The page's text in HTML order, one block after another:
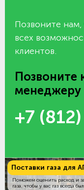
Позвоните
всех
клиентов.
Позвоните
менеджеру
+7
Поставки газа для
Поможем оценить расход и
газа, чтобы у вас газ всегда